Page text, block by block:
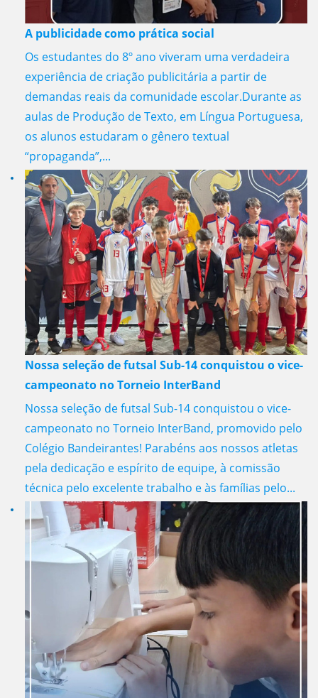
A publicidade como prática social
Os estudantes do 8º ano viveram uma verdadeira
experiência de criação publicitária a partir de
demandas reais da comunidade escolar.Durante as
aulas de Produção de Texto, em Língua Portuguesa,
os alunos estudaram o gênero textual
“propaganda”,...
Nossa seleção de futsal Sub-14 conquistou o vice-
campeonato no Torneio InterBand
Nossa seleção de futsal Sub-14 conquistou o vice-
campeonato no Torneio InterBand, promovido pelo
Colégio Bandeirantes! Parabéns aos nossos atletas
pela dedicação e espírito de equipe, à comissão
técnica pelo excelente trabalho e às famílias pelo...